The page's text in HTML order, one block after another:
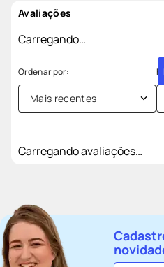
Avaliações
Carregando…
Mais recentes
Carregando avaliações…